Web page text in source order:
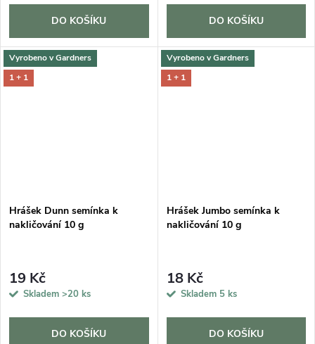
DO KOŠÍKU DO KOŠÍKU
Vyrobeno v Gardners
1 + 1
Hrášek Dunn semínka k
nakličování 10 g
19 Kč
Skladem >20 ks
DO KOŠÍKU
Vyrobeno v Gardners
1 + 1
Hrášek Jumbo semínka k
nakličování 10 g
18 Kč
Skladem 5 ks
DO KOŠÍKU